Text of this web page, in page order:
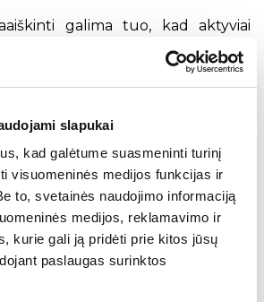
slapukai
kad galėtume suasmeninti turinį
visuomeninės medijos funkcijas ir
to, svetainės naudojimo informaciją
medijos, reklamavimo ir
kurie gali ją pridėti prie kitos jūsų
paslaugas surinktos
galima tuo, kad aktyviai
neretai tam turi aiškią
atleistas ir privalo rasti kitą darbą,
esamu, kad kuo skubiau
todėl neretai dėl laukiančių
tenka priimti ir pasiūlymus „iš
mėnesių perspektyvoje
darbą keisti dar kartą.
padėtyje esantys darbuotojai
neprivalo, tad jeigu jais tvirtai
kad yra svaresnių priežasčių nei
ar įsipareigojimai. Be to, palikti